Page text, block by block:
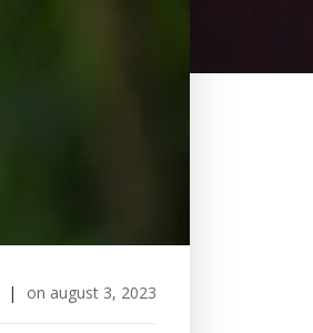
| on august 3, 2023